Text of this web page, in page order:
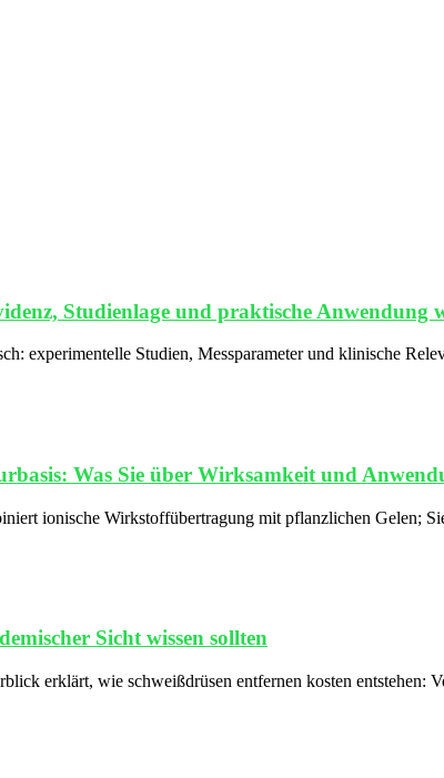
Studienlage und praktische Anwendung
experimentelle Studien, Messparameter und klinische
Was Sie über Wirksamkeit und
ionische Wirkstoffübertragung mit pflanzlichen Gelen;
Sicht wissen sollten
erklärt, wie schweißdrüsen entfernen kosten